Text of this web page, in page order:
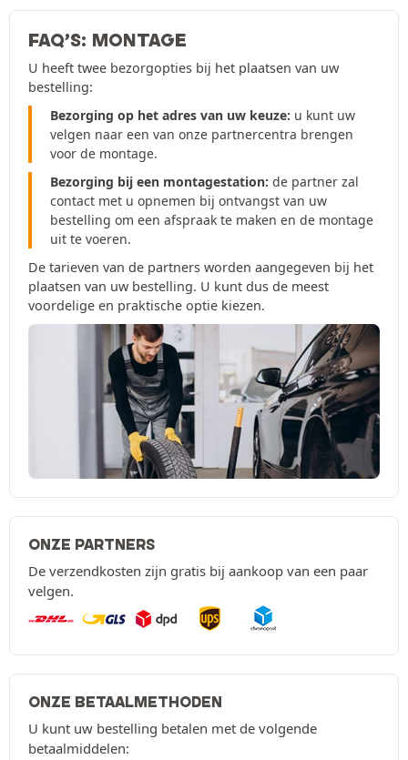
FAQ’S: MONTAGE
U heeft twee bezorgopties bij het plaatsen van uw
bestelling:
Bezorging op het adres van uw keuze: u kunt uw
velgen naar een van onze partnercentra brengen
voor de montage.
Bezorging bij een montagestation: de partner zal
contact met u opnemen bij ontvangst van uw
bestelling om een afspraak te maken en de montage
uit te voeren.
De tarieven van de partners worden aangegeven bij het
plaatsen van uw bestelling. U kunt dus de meest
voordelige en praktische optie kiezen.
ONZE PARTNERS
De verzendkosten zijn gratis bij aankoop van een paar
velgen.
ONZE BETAALMETHODEN
U kunt uw bestelling betalen met de volgende
betaalmiddelen: